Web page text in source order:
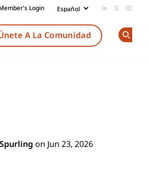
Login Add us on
Follow
A La Comunidad
on Jun 23, 2026